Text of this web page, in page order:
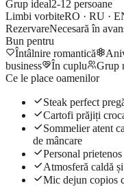
Grup ideal2-12 persoane
Limbi vorbiteRO · RU ·
RezervareNecesară în
Bun pentru
Întâlnire romantică
business
În cuplu Grup
Ce le place oamenilor
Steak perfect
Cartofi prăjiți
Sommelier atent
de mâncare
Personal
Atmosferă caldă
Mic dejun copios